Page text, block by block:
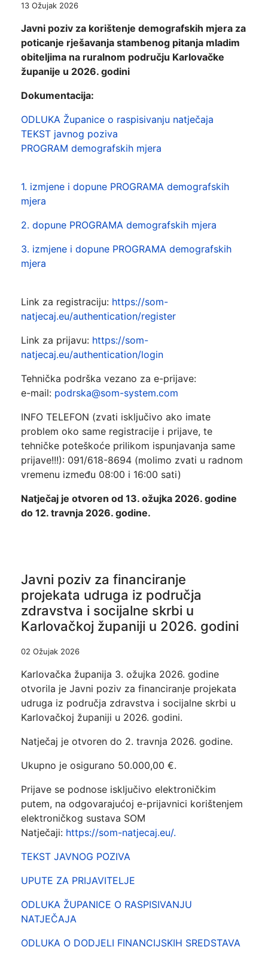
13 Ožujak 2026
Javni poziv za korištenje demografskih mjera za
poticanje rješavanja stambenog pitanja mladim
obiteljima na ruralnom području Karlovačke
županije u 2026. godini
Dokumentacija:
ODLUKA Županice o raspisivanju natječaja
TEKST javnog poziva
PROGRAM demografskih mjera
1. izmjene i dopune PROGRAMA demografskih
mjera
2. dopune PROGRAMA demografskih mjera
3. izmjene i dopune PROGRAMA demografskih
mjera
Link za registraciju: https://som-
natjecaj.eu/authentication/register
Link za prijavu: https://som-
natjecaj.eu/authentication/login
Tehnička podrška vezano za e-prijave:
e-mail: podrska@som-system.com
INFO TELEFON (zvati isključivo ako imate
problem oko same registracije i prijave, te
tehničke poteškoće prilikom ispunjavanja same
prijave!!!): 091/618-8694 (molimo zvati u radnom
vremenu između 08:00 i 16:00 sati)
Natječaj je otvoren od 13. ožujka 2026. godine
do 12. travnja 2026. godine.
Javni poziv za financiranje
projekata udruga iz područja
zdravstva i socijalne skrbi u
Karlovačkoj županiji u 2026. godini
02 Ožujak 2026
Karlovačka županija 3. ožujka 2026. godine
otvorila je Javni poziv za financiranje projekata
udruga iz područja zdravstva i socijalne skrbi u
Karlovačkoj županiji u 2026. godini.
Natječaj je otvoren do 2. travnja 2026. godine.
Ukupno je osigurano 50.000,00 €.
Prijave se podnose isključivo elektroničkim
putem, na odgovarajućoj e-prijavnici korištenjem
elektroničkog sustava SOM
Natječaji: https://som-natjecaj.eu/.
TEKST JAVNOG POZIVA
UPUTE ZA PRIJAVITELJE
ODLUKA ŽUPANICE O RASPISIVANJU
NATJEČAJA
ODLUKA O DODJELI FINANCIJSKIH SREDSTAVA